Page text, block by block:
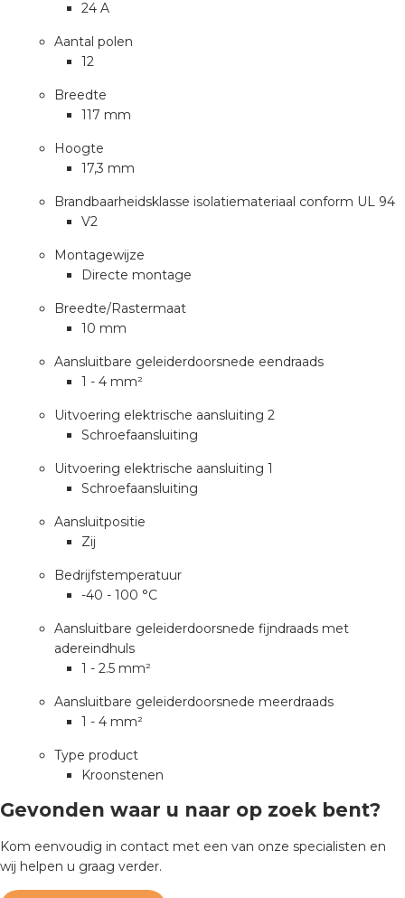
24 A
Aantal polen
12
Breedte
117 mm
Hoogte
17,3 mm
Brandbaarheidsklasse isolatiemateriaal conform UL 94
V2
Montagewijze
Directe montage
Breedte/Rastermaat
10 mm
Aansluitbare geleiderdoorsnede eendraads
1 - 4 mm²
Uitvoering elektrische aansluiting 2
Schroefaansluiting
Uitvoering elektrische aansluiting 1
Schroefaansluiting
Aansluitpositie
Zij
Bedrijfstemperatuur
-40 - 100 °C
Aansluitbare geleiderdoorsnede fijndraads met
adereindhuls
1 - 2.5 mm²
Aansluitbare geleiderdoorsnede meerdraads
1 - 4 mm²
Type product
Kroonstenen
Gevonden waar u naar op zoek bent?
Kom eenvoudig in contact met een van onze specialisten en
wij helpen u graag verder.
installeren
installeren
installeren in beton
installeren in de tuinbouw
stekerbare vlakkabel
RST®